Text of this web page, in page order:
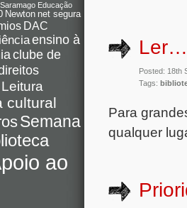
Saramago Educação
Newton net segura
DAC
ensino à
clube de
Leitura
cultural
Semana
ao
Posted: 18th
Tags:
Para
qualquer